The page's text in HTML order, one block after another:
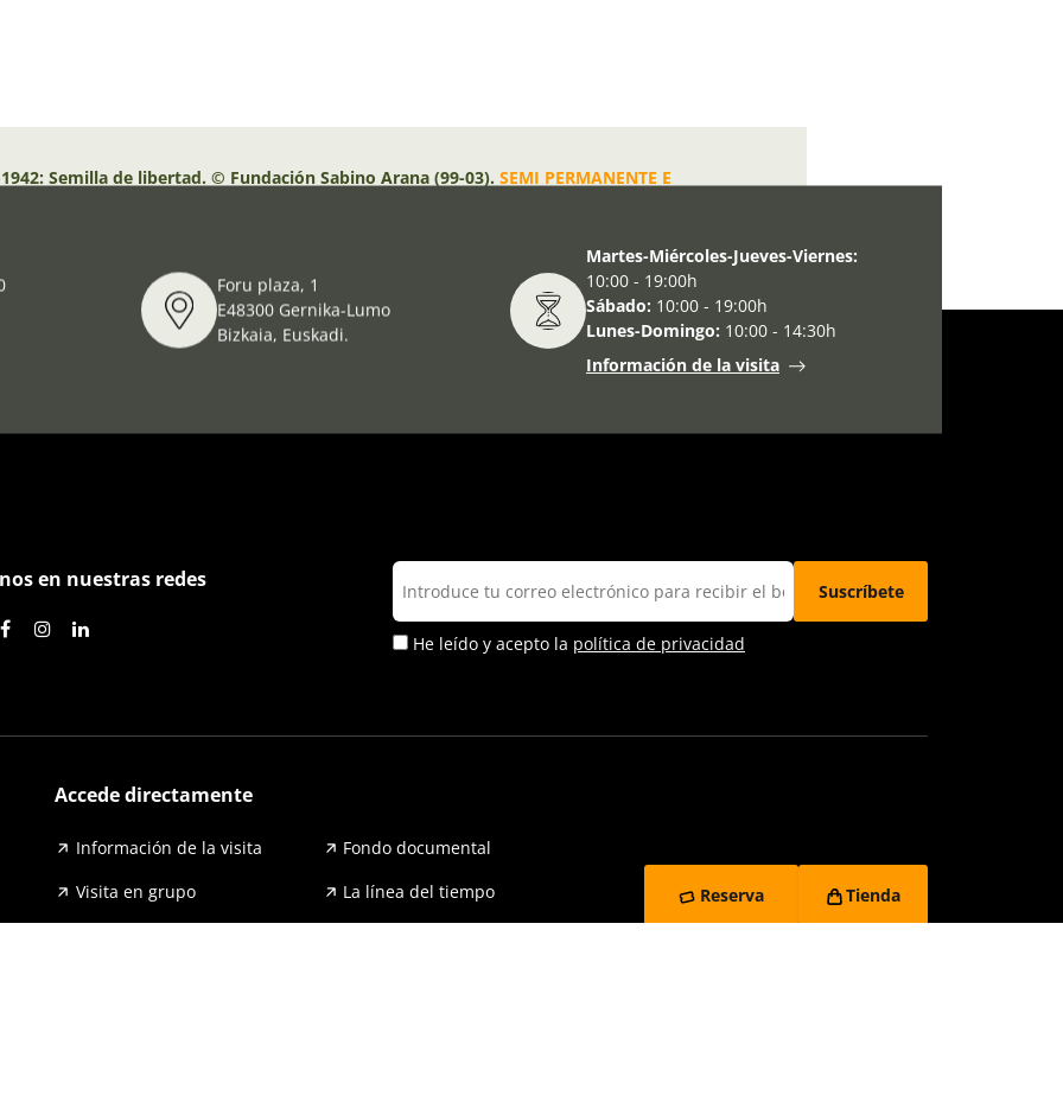
Semilla de libertad. © Fundación Sabino Arana (99-03). SEMI PERMANENTE E
Foru plaza, 1
E48300 Gernika-Lumo
Bizkaia, Euskadi.
Martes-Miércoles-Jueves-Viernes:
10:00 - 19:00h
Sábado: 10:00 - 19:00h
Lunes-Domingo: 10:00 - 14:30h
Información de la visita
en nuestras redes
He leído y acepto la política de privacidad
Accede directamente
Información de la visita
Fondo documental
Visita en grupo
La línea del tiempo
Reserva Tienda